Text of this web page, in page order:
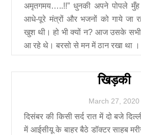
अमृतगमय…..!!” धुनकी अपने पोपले
आधे-पूरे मंत्रों और भजनों को गाये जा
खुश थी। हो भी क्यों न? आज उसके
आ रहे थे। बरसो से मन में ठान रखा था
खिड़की
March 27 2020
दिसंबर की किसी सर्द रात में दो बजे
में आईसीयू के बाहर बैठे डॉक्टर साहब